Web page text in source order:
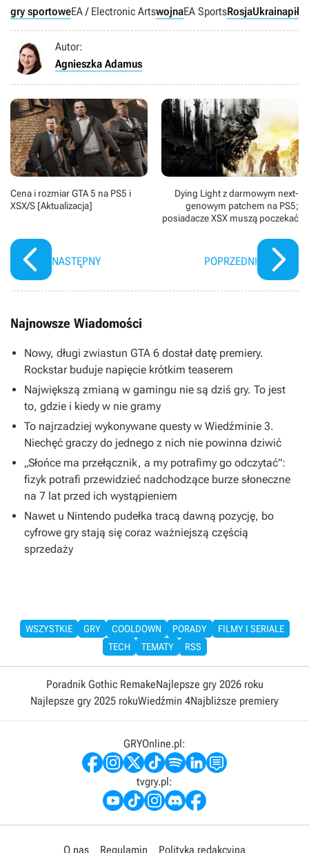
gry sportoweEA / Electronic ArtswojnaEA SportsRosjaUkraina
Autor:
Agnieszka Adamus
Cena i rozmiar GTA 5 na PS5 i
XSX/S [Aktualizacja]
NASTĘPNY
Dying Light z darmowym next-
genowym patchem na PS5;
posiadacze XSX muszą poczekać
POPRZEDNI
Najnowsze Wiadomości
Nowy, długi zwiastun GTA 6 dostał datę premiery.
Rockstar buduje napięcie krótkim teaserem
Największą zmianą w gamingu nie są dziś gry. To jest
to, gdzie i kiedy w nie gramy
To najrzadziej wykonywane questy w Wiedźminie 3.
Niechęć graczy do jednego z nich nie powinna dziwić
„Słońce ma przełącznik, a my potrafimy go odczytać”:
fizyk potrafi przewidzieć nadchodzące burze słoneczne
na 7 lat przed ich wystąpieniem
Nawet u Nintendo pudełka tracą dawną pozycję, bo
cyfrowe gry stają się coraz ważniejszą częścią
sprzedaży
WSZYSTKIE GRY COOLDOWN PORADY
FILMY I SERIALE
TECH
TEMATY RSS
Poradnik Gothic RemakeNajlepsze gry 2026 roku
Najlepsze gry 2025 rokuWiedźmin 4Najbliższe premiery
GRYOnline.pl:
tvgry.pl:
O nas Regulamin Polityka redakcyjna